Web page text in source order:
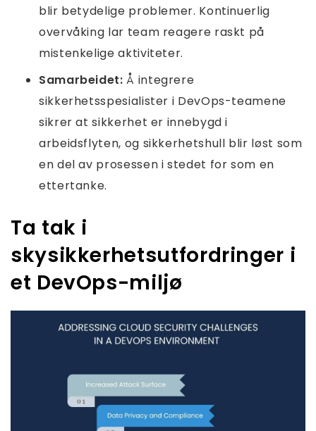
blir betydelige problemer. Kontinuerlig
overvåking lar team reagere raskt på
mistenkelige aktiviteter.
Samarbeidet:Å integrere
sikkerhetsspesialister i DevOps-teamene
sikrer at sikkerhet er innebygd i
arbeidsflyten, og sikkerhetshull blir løst som
en del av prosessen i stedet for som en
ettertanke.
Ta tak i
skysikkerhetsutfordringer i
et DevOps-miljø